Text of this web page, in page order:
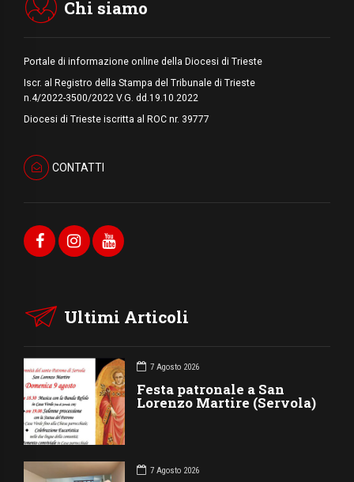
Chi siamo
Portale di informazione online della Diocesi di Trieste
Iscr. al Registro della Stampa del Tribunale di Trieste
n.4/2022-3500/2022 V.G. dd.19.10.2022
Diocesi di Trieste iscritta al ROC nr. 39777
CONTATTI
Ultimi Articoli
7 Agosto 2026
Festa patronale a San
Lorenzo Martire (Servola)
7 Agosto 2026